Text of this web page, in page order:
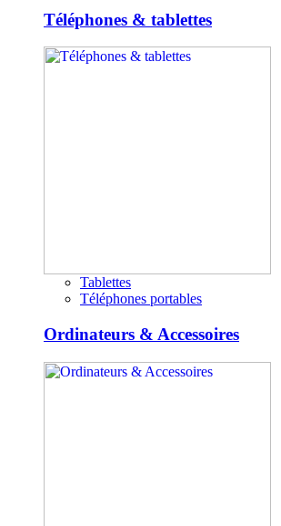
Téléphones & tablettes
Tablettes
Téléphones portables
Ordinateurs & Accessoires